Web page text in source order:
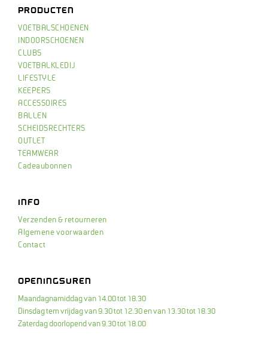
PRODUCTEN
VOETBALSCHOENEN
INDOORSCHOENEN
CLUBS
VOETBALKLEDIJ
LIFESTYLE
KEEPERS
ACCESSOIRES
BALLEN
SCHEIDSRECHTERS
OUTLET
TEAMWEAR
Cadeaubonnen
INFO
Verzenden & retourneren
Algemene voorwaarden
Contact
OPENINGSUREN
Maandagnamiddag van 14.00 tot 18.30
Dinsdag tem vrijdag van 9.30 tot 12.30 en van 13.30 tot 18.30
Zaterdag doorlopend van 9.30 tot 18.00